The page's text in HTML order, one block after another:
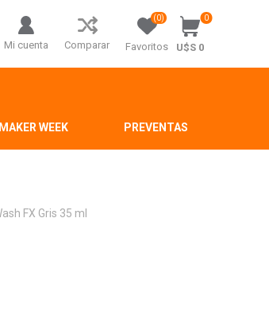
Mi cuenta Comparar Favoritos
(0) 0
U$S 0
MAKER WEEK PREVENTAS
FX Gris 35 ml